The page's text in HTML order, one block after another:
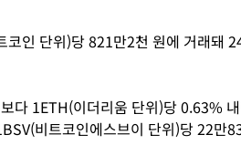
코인 단위)당 821만2천 원에 거래돼
다 1ETH(이더리움 단위)당 0.63%
비트코인에스브이 단위)당 22만